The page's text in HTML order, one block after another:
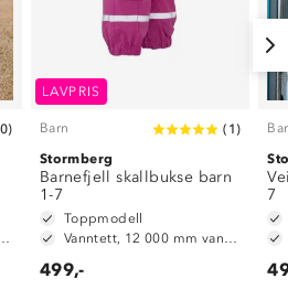
0)
LAVPRIS
Barn ( 1 )
Stormberg
Barnefjell skallbukse barn
1-7
Toppmodell
499,-
7